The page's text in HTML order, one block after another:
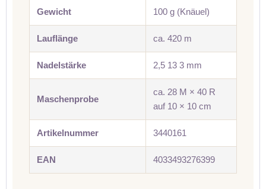
Gewicht 100 g (Knäuel)
Lauflänge ca. 420 m
Nadelstärke 2,5 13 3 mm
Maschenprobe
ca. 28 M × 40 R
auf 10 × 10 cm
Artikelnummer 3440161
EAN 4033493276399